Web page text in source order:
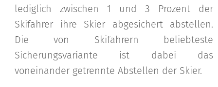
lediglich zwischen 1 und 3 Prozent der
Skifahrer ihre Skier abgesichert abstellen.
Die von Skifahrern beliebteste
Sicherungsvariante ist dabei das
voneinander getrennte Abstellen der Skier.